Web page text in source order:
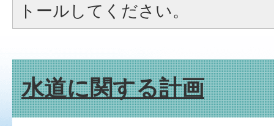
トールしてください。
水道に関する計画